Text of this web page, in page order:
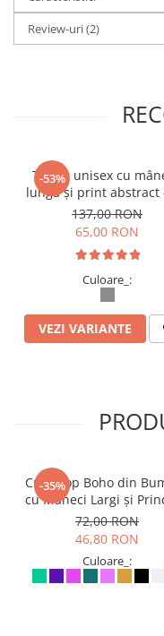
Review-uri(2)
-53%
Tricou unisex cu
lungă și print abstract
137,00 RON
65,00 RON
Culoare_:
VEZI VARIANTE
-35%
Crop Top Boho din
cu Mâneci Largi și
în Față - Mentă
72,00 RON
46,80 RON
Culoare_: